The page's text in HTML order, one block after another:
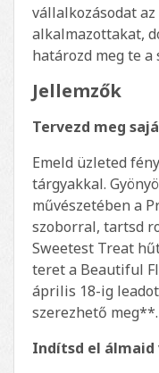
vállalkozásodat
alkalmazottakat,
határozd meg te a
Jellemzők
Tervezd meg
Emeld üzleted
tárgyakkal.
művészetében a
szoborral, tartsd
Sweetest Treat
teret a Beautiful
április 18-ig
szerezhető meg**.
Indítsd el